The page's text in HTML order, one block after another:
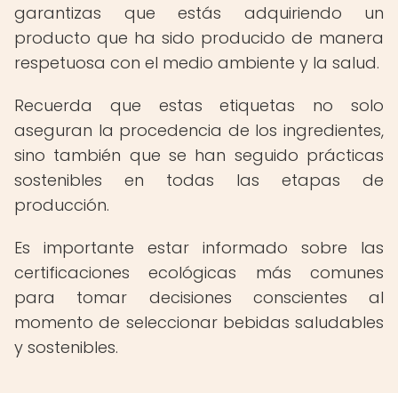
garantizas que estás adquiriendo un
producto que ha sido producido de manera
respetuosa con el medio ambiente y la salud.
Recuerda que estas etiquetas no solo
aseguran la procedencia de los ingredientes,
sino también que se han seguido prácticas
sostenibles en todas las etapas de
producción.
Es importante estar informado sobre las
certificaciones ecológicas más comunes
para tomar decisiones conscientes al
momento de seleccionar bebidas saludables
y sostenibles.